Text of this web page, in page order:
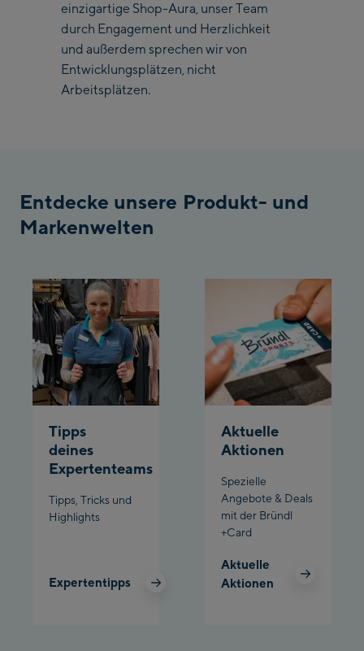
Bergstation / Top
station
Ahornbahn Talstation
/Valley station
Fuegen:
station
Ischgl:
Ischgl Outlet
Pardatschgratbahn
Schladming:
Planet Planai
Charly Kahr
Bikeworld Schladming
einzigartige Shop-Aura, unser Team
durch Engagement und Herzlichkeit
und außerdem sprechen wir von
Entwicklungsplätzen, nicht
Arbeitsplätzen.
Entdecke unsere Produkt- und
Markenwelten
Tipps
deines
Expertenteams
Tipps, Tricks und
Highlights
Expertentipps
Aktuelle
Aktionen
Spezielle
Angebote & Deals
mit der Bründl
+Card
Aktuelle
Aktionen